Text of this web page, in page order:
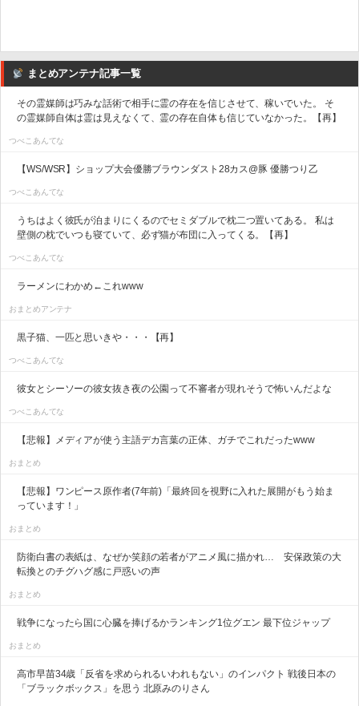
まとめアンテナ記事一覧
その霊媒師は巧みな話術で相手に霊の存在を信じさせて、稼いでいた。 そ
の霊媒師自体は霊は見えなくて、霊の存在自体も信じていなかった。【再】
つべこあんてな
【WS/WSR】ショップ大会優勝ブラウンダスト28カス@豚 優勝つり乙
つべこあんてな
うちはよく彼氏が泊まりにくるのでセミダブルで枕二つ置いてある。 私は
壁側の枕でいつも寝ていて、必ず猫が布団に入ってくる。【再】
つべこあんてな
ラーメンにわかめ←これwww
おまとめアンテナ
黒子猫、一匹と思いきや・・・【再】
つべこあんてな
彼女とシーソーの彼女抜き夜の公園って不審者が現れそうで怖いんだよな
つべこあんてな
【悲報】メディアが使う主語デカ言葉の正体、ガチでこれだったwww
おまとめ
【悲報】ワンピース原作者(7年前)「最終回を視野に入れた展開がもう始ま
っています！」
おまとめ
防衛白書の表紙は、なぜか笑顔の若者がアニメ風に描かれ… 安保政策の大
転換とのチグハグ感に戸惑いの声
おまとめ
戦争になったら国に心臓を捧げるかランキング1位グエン 最下位ジャップ
おまとめ
高市早苗34歳「反省を求められるいわれもない」のインパクト 戦後日本の
「ブラックボックス」を思う 北原みのりさん